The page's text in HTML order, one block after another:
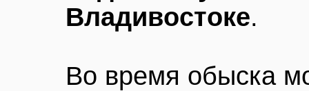
Владивостоке.
Во время обыска